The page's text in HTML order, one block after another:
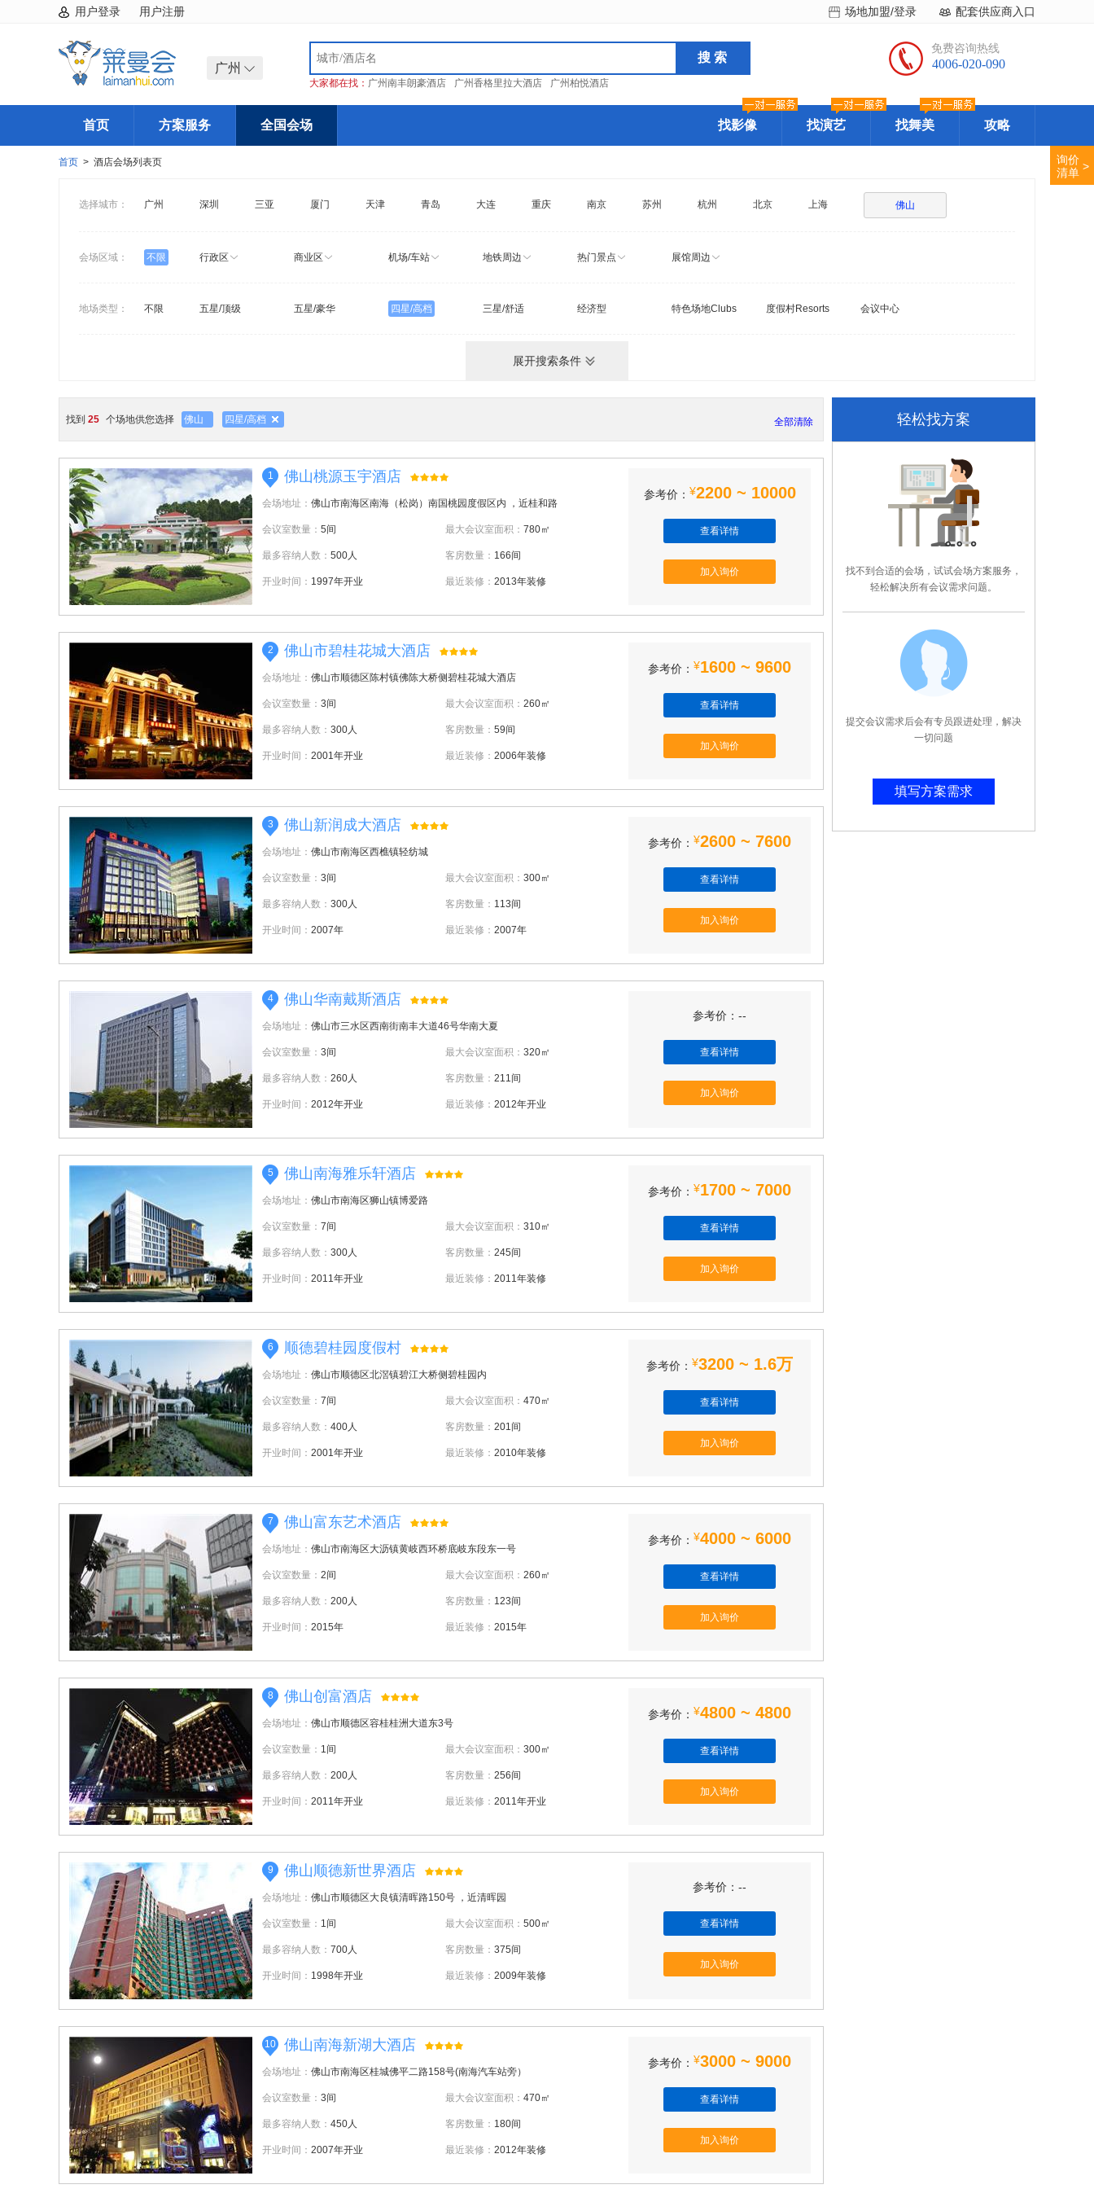
用户登录 用户注册 配套供应商入口
场地加盟/登录
广州
大家都在找： 广州南丰朗豪酒店 广州香格里拉大酒店 广州柏悦酒店
免费咨询热线
4006-020-090
首页 方案服务 全国会场 找影像 找演艺 找舞美 攻略
首页 > 酒店会场列表页
选择城市： 广州 深圳 三亚 厦门 天津 青岛 大连 重庆 南京 苏州 杭州 北京 上海 佛山
会场区域： 不限 行政区 商业区 机场/车站 地铁周边 热门景点 展馆周边
地场类型： 不限 五星/顶级 五星/豪华 四星/高档 三星/舒适 经济型 特色场地Clubs 度假村Resorts 会议中心
展开搜索条件
找到 25 个场地供您选择 佛山 四星/高档 全部清除
1 佛山桃源玉宇酒店
会场地址： 佛山市南海区南海（松岗）南国桃园度假区内 ，近桂和路
会议室数量： 5间 最大会议室面积： 780㎡
最多容纳人数： 500人 客房数量： 166间
开业时间： 1997年开业 最近装修： 2013年装修
参考价： ¥2200 ~ 10000
查看详情
加入询价
2 佛山市碧桂花城大酒店
会场地址： 佛山市顺德区陈村镇佛陈大桥侧碧桂花城大酒店
会议室数量： 3间 最大会议室面积： 260㎡
最多容纳人数： 300人 客房数量： 59间
开业时间： 2001年开业 最近装修： 2006年装修
参考价： ¥1600 ~ 9600
查看详情
加入询价
3 佛山新润成大酒店
会场地址： 佛山市南海区西樵镇轻纺城
会议室数量： 3间 最大会议室面积： 300㎡
最多容纳人数： 300人 客房数量： 113间
开业时间： 2007年 最近装修： 2007年
参考价： ¥2600 ~ 7600
查看详情
加入询价
4 佛山华南戴斯酒店
会场地址： 佛山市三水区西南街南丰大道46号华南大夏
会议室数量： 3间 最大会议室面积： 320㎡
最多容纳人数： 260人 客房数量： 211间
开业时间： 2012年开业 最近装修： 2012年开业
参考价：--
查看详情
加入询价
5 佛山南海雅乐轩酒店
会场地址： 佛山市南海区狮山镇博爱路
会议室数量： 7间 最大会议室面积： 310㎡
最多容纳人数： 300人 客房数量： 245间
开业时间： 2011年开业 最近装修： 2011年装修
参考价： ¥1700 ~ 7000
查看详情
加入询价
6 顺德碧桂园度假村
会场地址： 佛山市顺德区北滘镇碧江大桥侧碧桂园内
会议室数量： 7间 最大会议室面积： 470㎡
最多容纳人数： 400人 客房数量： 201间
开业时间： 2001年开业 最近装修： 2010年装修
参考价： ¥3200 ~ 1.6万
查看详情
加入询价
7 佛山富东艺术酒店
会场地址： 佛山市南海区大沥镇黄岐西环桥底岐东段东一号
会议室数量： 2间 最大会议室面积： 260㎡
最多容纳人数： 200人 客房数量： 123间
开业时间： 2015年 最近装修： 2015年
参考价： ¥4000 ~ 6000
查看详情
加入询价
8 佛山创富酒店
会场地址： 佛山市顺德区容桂桂洲大道东3号
会议室数量： 1间 最大会议室面积： 300㎡
最多容纳人数： 200人 客房数量： 256间
开业时间： 2011年开业 最近装修： 2011年开业
参考价： ¥4800 ~ 4800
查看详情
加入询价
9 佛山顺德新世界酒店
会场地址： 佛山市顺德区大良镇清晖路150号 ，近清晖园
会议室数量： 1间 最大会议室面积： 500㎡
最多容纳人数： 700人 客房数量： 375间
开业时间： 1998年开业 最近装修： 2009年装修
参考价：--
查看详情
加入询价
10 佛山南海新湖大酒店
会场地址： 佛山市南海区桂城佛平二路158号(南海汽车站旁）
会议室数量： 3间 最大会议室面积： 470㎡
最多容纳人数： 450人 客房数量： 180间
开业时间： 2007年开业 最近装修： 2012年装修
参考价： ¥3000 ~ 9000
查看详情
加入询价
轻松找方案
找不到合适的会场，试试会场方案服务，
轻松解决所有会议需求问题。
提交会议需求后会有专员跟进处理，解决
一切问题
填写方案需求
询价
清单 >